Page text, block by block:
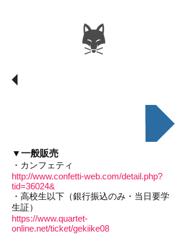
▼一般販売
・カンフェティ
http://www.confetti-web.com/detail.php?
tid=36024&
・高校生以下（銀行振込のみ・当日要学
生証）
https://www.quartet-
online.net/ticket/gekiike08